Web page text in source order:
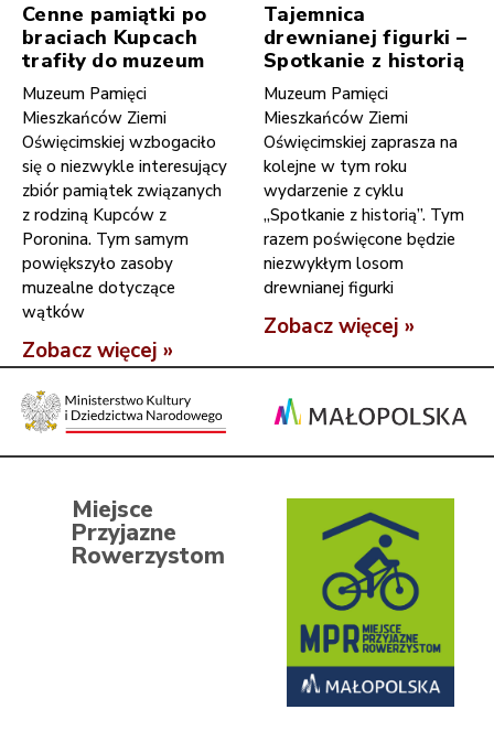
Cenne pamiątki po
braciach Kupcach
trafiły do muzeum
Muzeum Pamięci
Mieszkańców Ziemi
Oświęcimskiej wzbogaciło
się o niezwykle interesujący
zbiór pamiątek związanych
z rodziną Kupców z
Poronina. Tym samym
powiększyło zasoby
muzealne dotyczące
wątków
Zobacz więcej »
Tajemnica
drewnianej figurki –
Spotkanie z historią
Muzeum Pamięci
Mieszkańców Ziemi
Oświęcimskiej zaprasza na
kolejne w tym roku
wydarzenie z cyklu
„Spotkanie z historią”. Tym
razem poświęcone będzie
niezwykłym losom
drewnianej figurki
Zobacz więcej »
Miejsce
Przyjazne
Rowerzystom